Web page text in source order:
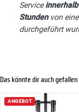
Service
Stunden von
durchgeführt
Das könnte dir auch
ANGEBOT